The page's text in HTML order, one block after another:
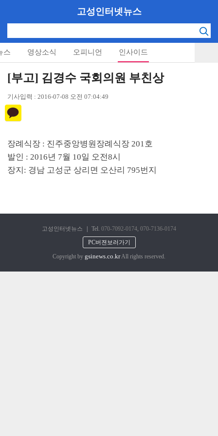
고성인터넷뉴스
스 영상소식 오피니언 인사이드
[부고] 김경수 국회의원 부친상
기사입력 : 2016-07-08 오전 07:04:49
장례식장 : 진주중앙병원장례식장 201호
발인 : 2016년 7월 10일 오전8시
장지 : 경남 고성군 상리면 오산리 795번지
고성인터넷뉴스 Tel. 070-7092-0174, 070-7136-0174
PC버젼보러가기
Copyright by gsinews.co.krAll rights reserved.